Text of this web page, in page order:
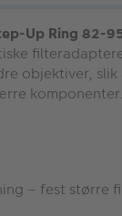
Up Ring 82-
objektiver,
komponenter.
– fest større